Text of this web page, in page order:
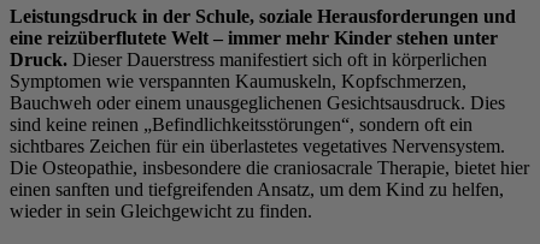
Leistungsdruck in der Schule, soziale Herausforderungen und
eine reizüberflutete Welt – immer mehr Kinder stehen unter
Druck. Dieser Dauerstress manifestiert sich oft in körperlichen
Symptomen wie verspannten Kaumuskeln, Kopfschmerzen,
Bauchweh oder einem unausgeglichenen Gesichtsausdruck. Dies
sind keine reinen „Befindlichkeitsstörungen“, sondern oft ein
sichtbares Zeichen für ein überlastetes vegetatives Nervensystem.
Die Osteopathie, insbesondere die craniosacrale Therapie, bietet hier
einen sanften und tiefgreifenden Ansatz, um dem Kind zu helfen,
wieder in sein Gleichgewicht zu finden.